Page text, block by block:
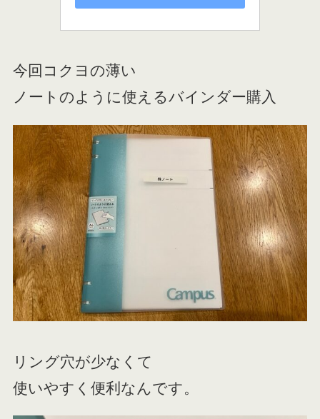
今回コクヨの薄い
ノートのように使えるバインダー購入
リング穴が少なくて
使いやすく便利なんです。